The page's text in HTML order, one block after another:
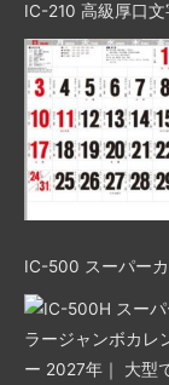
IC-210 高級厚口
IC-500 スーパー